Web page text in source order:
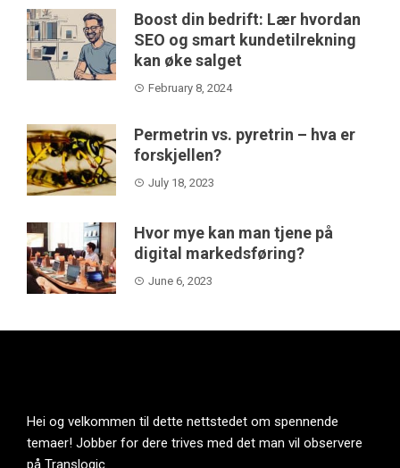
Boost din bedrift: Lær hvordan
SEO og smart kundetilrekning
kan øke salget
February 8, 2024
Permetrin vs. pyretrin – hva er
forskjellen?
July 18, 2023
Hvor mye kan man tjene på
digital markedsføring?
June 6, 2023
Hei og velkommen til dette nettstedet om spennende
temaer! Jobber for dere trives med det man vil observere
på Translogic.